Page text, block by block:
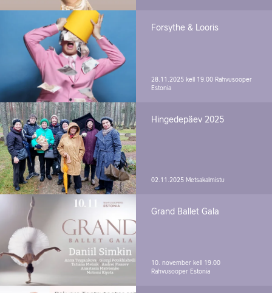
Forsythe & Looris
28.11.2025 kell 19.00 Rahvusooper
Estonia
Hingedepäev 2025
02.11.2025 Metsakalmistu
Grand Ballet Gala
10. november kell 19.00
Rahvusooper Estonia